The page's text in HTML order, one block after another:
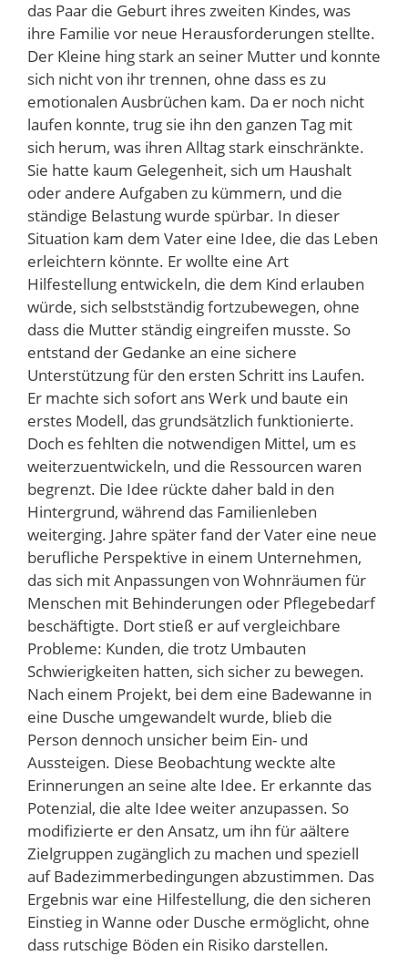
das Paar die Geburt ihres zweiten Kindes, was
ihre Familie vor neue Herausforderungen stellte.
Der Kleine hing stark an seiner Mutter und konnte
sich nicht von ihr trennen, ohne dass es zu
emotionalen Ausbrüchen kam. Da er noch nicht
laufen konnte, trug sie ihn den ganzen Tag mit
sich herum, was ihren Alltag stark einschränkte.
Sie hatte kaum Gelegenheit, sich um Haushalt
oder andere Aufgaben zu kümmern, und die
ständige Belastung wurde spürbar. In dieser
Situation kam dem Vater eine Idee, die das Leben
erleichtern könnte. Er wollte eine Art
Hilfestellung entwickeln, die dem Kind erlauben
würde, sich selbstständig fortzubewegen, ohne
dass die Mutter ständig eingreifen musste. So
entstand der Gedanke an eine sichere
Unterstützung für den ersten Schritt ins Laufen.
Er machte sich sofort ans Werk und baute ein
erstes Modell, das grundsätzlich funktionierte.
Doch es fehlten die notwendigen Mittel, um es
weiterzuentwickeln, und die Ressourcen waren
begrenzt. Die Idee rückte daher bald in den
Hintergrund, während das Familienleben
weiterging. Jahre später fand der Vater eine neue
berufliche Perspektive in einem Unternehmen,
das sich mit Anpassungen von Wohnräumen für
Menschen mit Behinderungen oder Pflegebedarf
beschäftigte. Dort stieß er auf vergleichbare
Probleme: Kunden, die trotz Umbauten
Schwierigkeiten hatten, sich sicher zu bewegen.
Nach einem Projekt, bei dem eine Badewanne in
eine Dusche umgewandelt wurde, blieb die
Person dennoch unsicher beim Ein- und
Aussteigen. Diese Beobachtung weckte alte
Erinnerungen an seine alte Idee. Er erkannte das
Potenzial, die alte Idee weiter anzupassen. So
modifizierte er den Ansatz, um ihn für aältere
Zielgruppen zugänglich zu machen und speziell
auf Badezimmerbedingungen abzustimmen. Das
Ergebnis war eine Hilfestellung, die den sicheren
Einstieg in Wanne oder Dusche ermöglicht, ohne
dass rutschige Böden ein Risiko darstellen.